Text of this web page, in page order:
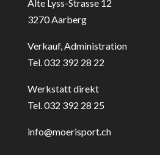
Alte Lyss-Strasse 12
3270 Aarberg
Verkauf, Administration
Tel. 032 392 28 22
Werkstatt direkt
Tel. 032 392 28 25
info@moerisport.ch